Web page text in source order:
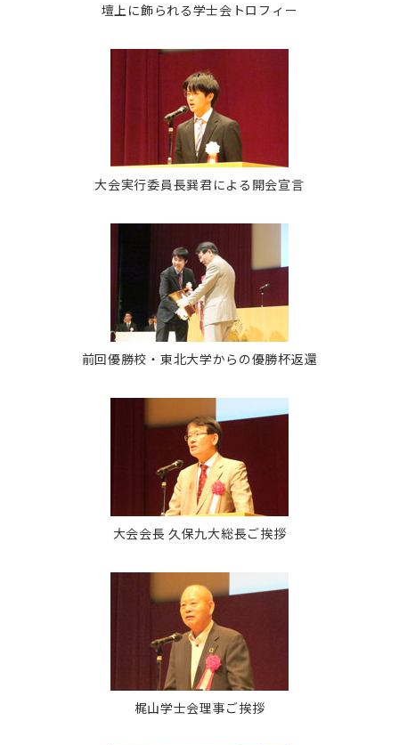
壇上に飾られる学士会トロフィー
大会実行委員長巽君による開会宣言
前回優勝校・東北大学からの優勝杯返還
大会会長 久保九大総長ご挨拶
梶山学士会理事ご挨拶